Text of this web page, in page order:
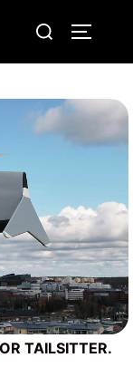
Buscar:
TAILSITTER.